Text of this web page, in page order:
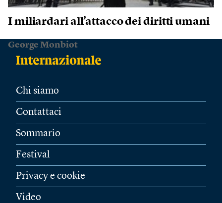
I miliardari all’attacco dei diritti umani
George Monbiot
Chi siamo
Contattaci
Sommario
Festival
Privacy e cookie
Video